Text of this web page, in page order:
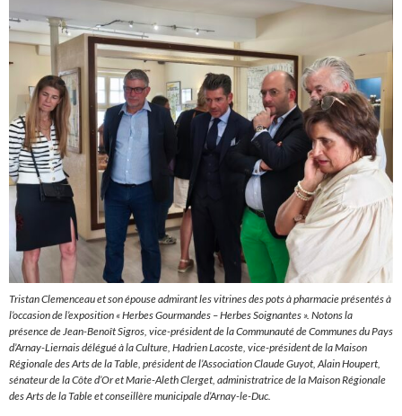
Tristan Clemenceau et son épouse admirant les vitrines des pots à pharmacie présentés à
l’occasion de l’exposition « Herbes Gourmandes – Herbes Soignantes ». Notons la
présence de Jean-Benoît Sigros, vice-président de la Communauté de Communes du Pays
d’Arnay-Liernais délégué à la Culture, Hadrien Lacoste, vice-président de la Maison
Régionale des Arts de la Table, président de l’Association Claude Guyot, Alain Houpert,
sénateur de la Côte d’Or et Marie-Aleth Clerget, administratrice de la Maison Régionale
des Arts de la Table et conseillère municipale d’Arnay-le-Duc.